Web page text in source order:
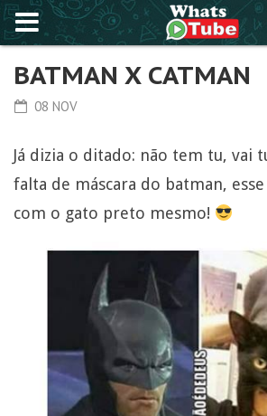
BATMAN X CATMAN
08 NOV
Já dizia o ditado: não tem tu, vai
falta de máscara do batman,
com o gato preto mesmo!